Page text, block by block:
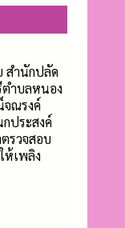
สำนักปลัด
ตำบลหนอง
จณรงค์
ประสงค์
รวจสอบ
ห้เพลิง